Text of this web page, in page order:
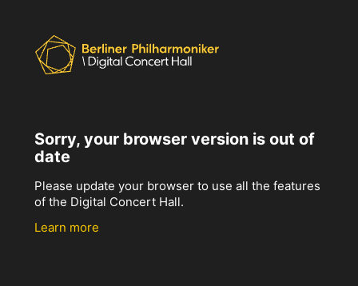
Sorry, your browser version is out of
date
Please update your browser to use all the features
of the Digital Concert Hall.
Learn more